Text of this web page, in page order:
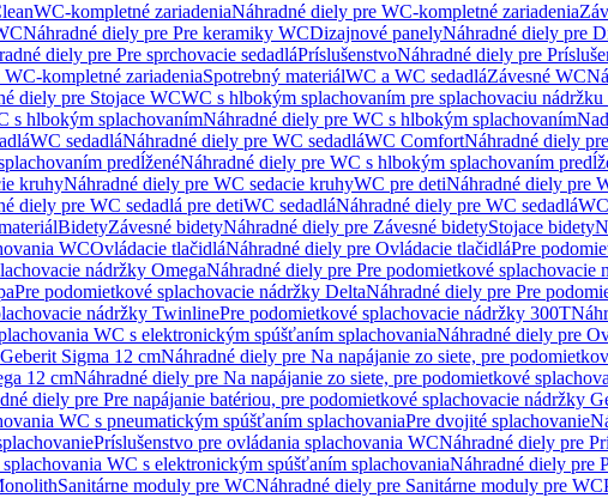
WC-kompletné zariadeniaNáhradné diely pre WC-kompletné zariadenia
Náhradné diely pre Pre keramiky WCDizajnové panelyNáhradné diely pre
diely pre Pre sprchovacie sedadláPríslušenstvoNáhradné diely pre
WC-kompletné zariadeniaSpotrebný materiálWC a WC sedadláZávesné WC
diely pre Stojace WCWC s hlbokým splachovaním pre splachovaciu
s hlbokým splachovanímNáhradné diely pre WC s hlbokým splachovaním
WC sedadláNáhradné diely pre WC sedadláWC ComfortNáhradné diely
predĺženéNáhradné diely pre WC s hlbokým splachovaním
kruhyNáhradné diely pre WC sedacie kruhyWC pre detiNáhradné diely pre
diely pre WC sedadlá pre detiWC sedadláNáhradné diely pre WC sedadlá
BidetyZávesné bidetyNáhradné diely pre Závesné bidetyStojace bidety
WCOvládacie tlačidláNáhradné diely pre Ovládacie tlačidláPre
nádržky OmegaNáhradné diely pre Pre podomietkové splachovacie
Pre podomietkové splachovacie nádržky DeltaNáhradné diely pre Pre
nádržky TwinlinePre podomietkové splachovacie nádržky 300T
WC s elektronickým spúšťaním splachovaniaNáhradné diely pre
Sigma 12 cmNáhradné diely pre Na napájanie zo siete, pre
12 cmNáhradné diely pre Na napájanie zo siete, pre podomietkové
diely pre Pre napájanie batériou, pre podomietkové splachovacie nádržky
WC s pneumatickým spúšťaním splachovaniaPre dvojité splachovanie
Príslušenstvo pre ovládania splachovania WCNáhradné diely pre
WC s elektronickým spúšťaním splachovaniaNáhradné diely pre
Sanitárne moduly pre WCNáhradné diely pre Sanitárne moduly pre WC